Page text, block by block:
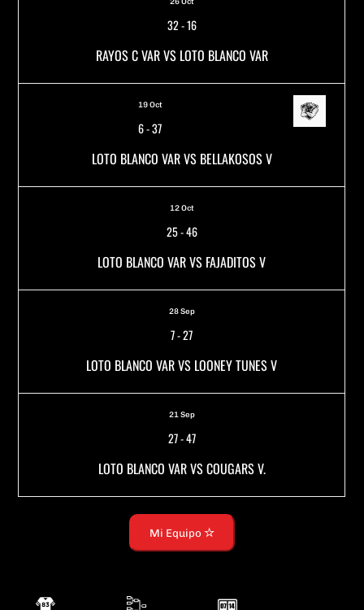
32-16
RAYOS C VAR VS LOTO BLANCO VAR
19 Oct
6-37
LOTO BLANCO VAR VS BELLAKOSOS V
12 Oct
25-46
LOTO BLANCO VAR VS FAJADITOS V
28 Sep
7-27
LOTO BLANCO VAR VS LOONEY TUNES V
21 Sep
27-47
LOTO BLANCO VAR VS COUGARS V.
Mi Equipo